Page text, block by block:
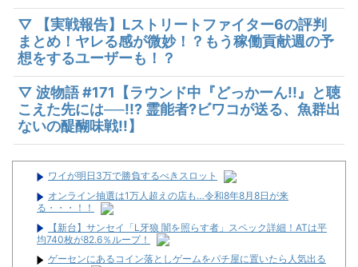
▽ 【実戦報告】Lストリートファイター6の評判
まとめ！ヤレる感が微妙！？もう稼働貢献週の予
想をするユーザーも！？
▽ 波物語 #171【ラウンド中『どっかーん!!』と聴
こえた先には──!!? 霊能者?ビワコが送る、魚群出
ないの醍醐味戦!!】
ワイが明日3万で勝負するべきスロット
オンライン抽選は1万人超えの店も…令和8年8月8日が来
る・・・！！
【新台】サンセイ「L牙狼 闇を照らす者」スペック詳細！ATは平
均740枚が82.6％ループ！
ゲーセンにあるコイン落としゲームをパチ屋に置いたら人気出る